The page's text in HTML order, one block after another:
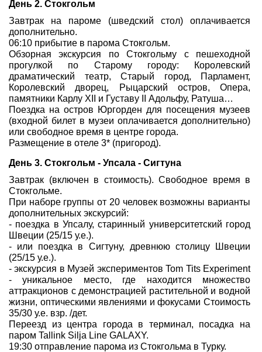
День 2. Стокгольм
Завтрак на пароме (шведский стол) оплачивается
дополнительно.
06:10 прибытие в парома Стокгольм.
Обзорная экскурсия по Стокгольму с пешеходной
прогулкой по Старому городу: Королевский
драматический театр, Старый город, Парламент,
Королевский дворец, Рыцарский остров, Опера,
памятники Карлу XII и Густаву II Адольфу, Ратуша…
Поездка на остров Юргорден для посещения музеев
(входной билет в музеи оплачивается дополнительно)
или свободное время в центре города.
Размещение в отеле 3* (пригород).
День 3. Стокгольм - Упсала - Сигтуна
Завтрак (включен в стоимость). Свободное время в
Стокгольме.
При наборе группы от 20 человек возможны варианты
дополнительных экскурсий:
- поездка в Упсалу, старинный университетский город
Швеции (25/15 у.е.).
- или поездка в Сигтуну, древнюю столицу Швеции
(25/15 у.е.).
- экскурсия в Музей экспериментов Tom Tits Experiment
- уникальное место, где находится множество
аттракционов с демонстрацией растительной и водной
жизни, оптическими явлениями и фокусами Стоимость
35/30 у.е. взр. /дет.
Переезд из центра города в терминал, посадка на
паром Tallink Silja Line GALAXY.
19:30 отправление парома из Стокгольма в Турку.